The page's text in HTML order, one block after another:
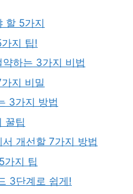
할 5가지
지 팁!
하는 3가지 비법
지 비밀
3가지 방법
꿀팁
개선할 7가지 방법
가지 팁
3단계로 쉽게!